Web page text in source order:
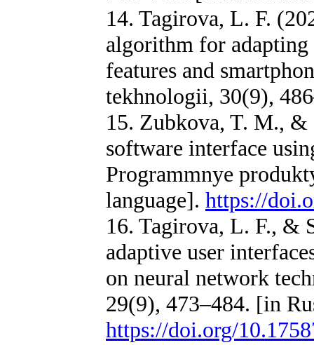
14. Tagirova, L. F.
algorithm for
features and
tekhnologii, 30(9),
15. Zubkova, T. M., &
software interface
Programmnye
language]. https://
16. Tagirova, L. F., &
adaptive user
on neural network
29(9), 473–484. [in
https://doi.org/